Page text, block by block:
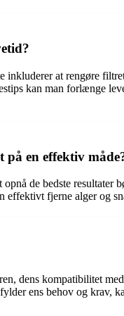
at rengøre
kan man forlænge
en effektiv
de bedste resultater
fjerne alger og
dens kompatibilitet
ens behov og krav,